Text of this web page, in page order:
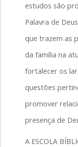
estudos são
Palavra de
que trazem as
da família na
fortalecer os
questões
promover
presença de
A ESCOLA